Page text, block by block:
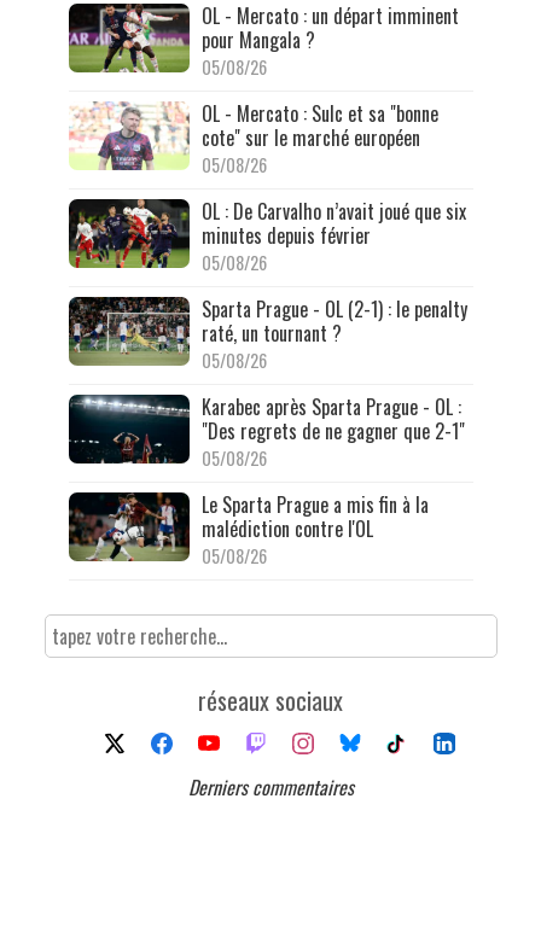
OL - Mercato : un départ imminent
pour Mangala ?
05/08/26
OL - Mercato : Sulc et sa "bonne
cote" sur le marché européen
05/08/26
OL : De Carvalho n’avait joué que six
minutes depuis février
05/08/26
Sparta Prague - OL (2-1) : le penalty
raté, un tournant ?
05/08/26
Karabec après Sparta Prague - OL :
"Des regrets de ne gagner que 2-1"
05/08/26
Le Sparta Prague a mis fin à la
malédiction contre l'OL
05/08/26
réseaux sociaux
Derniers commentaires